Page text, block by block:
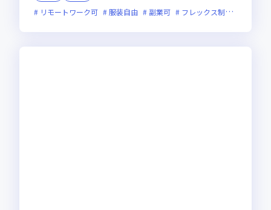
リモートワーク可
服装自由 副業可 フレックス制度あり